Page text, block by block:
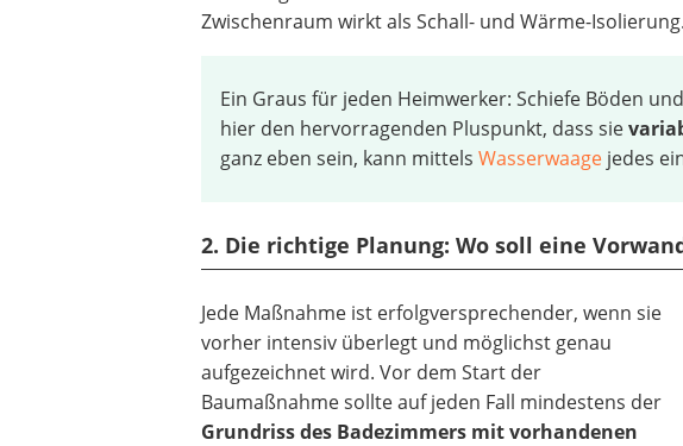
Zwischenraum wirkt als Schall- und Wärme-Isolierung.
Ein Graus für jeden Heimwerker: Schiefe Böden
hier den hervorragenden Pluspunkt, dass sie
ganz eben sein, kann mittelsWasserwaage jedes
2. Die richtige Planung: Wo soll eine
Jede Maßnahme ist erfolgversprechender, wenn sie
vorher intensiv überlegt und möglichst genau
aufgezeichnet wird. Vor dem Start der
Baumaßnahme sollte auf jeden Fall mindestens der
Grundriss des Badezimmers mit vorhandenen